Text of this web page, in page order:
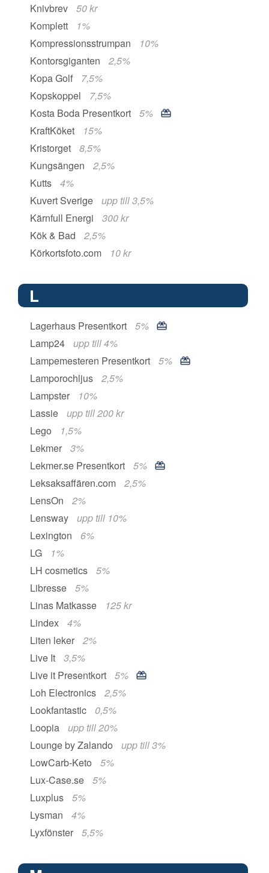
Knivbrev
50 kr
Komplett
1%
Kompressionsstrumpan
10%
Kontorsgiganten
2,5%
Kopa Golf
7,5%
Kopskoppel
7,5%
Kosta Boda Presentkort
5%
KraftKöket
15%
Kristorget
8,5%
Kungsängen
2,5%
Kutts
4%
Kuvert Sverige
upp till 3,5%
Kärnfull Energi
300 kr
Kök & Bad
2,5%
Körkortsfoto.com
10 kr
L
Lagerhaus Presentkort
5%
Lamp24
upp till 4%
Lampemesteren Presentkort
5%
Lamporochljus
2,5%
Lampster
10%
Lassie
upp till 200 kr
Lego
1,5%
Lekmer
3%
Lekmer.se Presentkort
5%
Leksaksaffären.com
2,5%
LensOn
2%
Lensway
upp till 10%
Lexington
6%
LG
1%
LH cosmetics
5%
Libresse
5%
Linas Matkasse
125 kr
Lindex
4%
Liten leker
2%
Live It
3,5%
Live it Presentkort
5%
Loh Electronics
2,5%
Lookfantastic
0,5%
Loopia
upp till 20%
Lounge by Zalando
upp till 3%
LowCarb-Keto
5%
Lux-Case.se
5%
Luxplus
5%
Lysman
4%
Lyxfönster
5,5%